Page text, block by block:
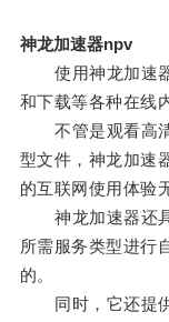
神龙加速器npv
使用神龙加速器
和下载等各种在线
不管是观看高清
型文件，神龙加速
的互联网使用体验
神龙加速器还具
所需服务类型进行
的。
同时，它还提供